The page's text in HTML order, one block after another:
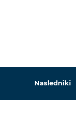
Nasledniki